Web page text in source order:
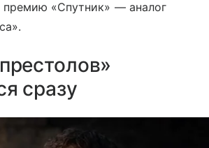
премию «Спутник» — аналог
сразу